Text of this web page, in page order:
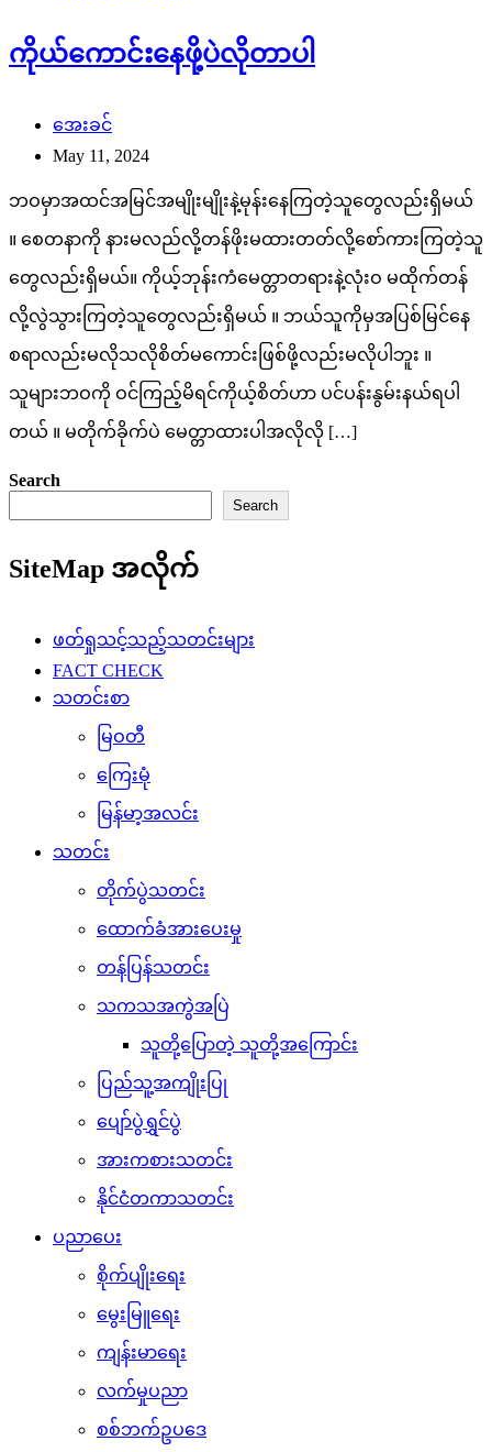
ကိုယ်ကောင်းနေဖို့ပဲလိုတာပါ
အေးခင်
May 11, 2024
ဘဝမှာအထင်အမြင်အမျိုးမျိုးနဲ့မုန်းနေကြတဲ့သူတွေလည်းရှိမယ်
။ စေတနာကို နားမလည်လို့တန်ဖိုးမထားတတ်လို့စော်ကားကြတဲ့သူ
တွေလည်းရှိမယ်။ ကိုယ့်ဘုန်းကံမေတ္တာတရားနဲ့လုံးဝ မထိုက်တန်
လို့လွဲသွားကြတဲ့သူတွေလည်းရှိမယ် ။ ဘယ်သူကိုမှအပြစ်မြင်နေ
စရာလည်းမလိုသလိုစိတ်မကောင်းဖြစ်ဖို့လည်းမလိုပါဘူး ။
သူများဘဝကို ဝင်ကြည့်မိရင်ကိုယ့်စိတ်ဟာ ပင်ပန်းနွမ်းနယ်ရပါ
တယ် ။ မတိုက်ခိုက်ပဲ မေတ္တာထားပါအလိုလို […]
Search
Search
SiteMap အလိုက်
ဖတ်ရှုသင့်သည့်သတင်းများ
FACT CHECK
သတင်းစာ
မြဝတီ
ကြေးမုံ
မြန်မာ့အလင်း
သတင်း
တိုက်ပွဲသတင်း
ထောက်ခံအားပေးမှု
တန်ပြန်သတင်း
သကသအကွဲအပြဲ
သူတို့ပြောတဲ့ သူတို့အကြောင်း
ပြည်သူ့အကျိုးပြု
ပျော်ပွဲရွှင်ပွဲ
အားကစားသတင်း
နိုင်ငံတကာသတင်း
ပညာပေး
စိုက်ပျိုးရေး
မွေးမြူရေး
ကျန်းမာရေး
လက်မှုပညာ
စစ်ဘက်ဥပဒေ